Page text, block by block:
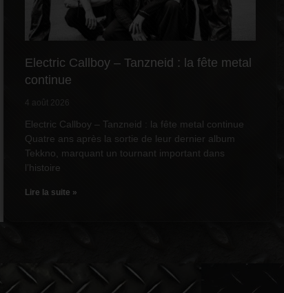
Electric Callboy – Tanzneid : la fête metal
continue
4 août 2026
Electric Callboy – Tanzneid : la fête metal continue
Quatre ans après la sortie de leur dernier album
Tekkno, marquant un tournant important dans
l’histoire
Lire la suite »